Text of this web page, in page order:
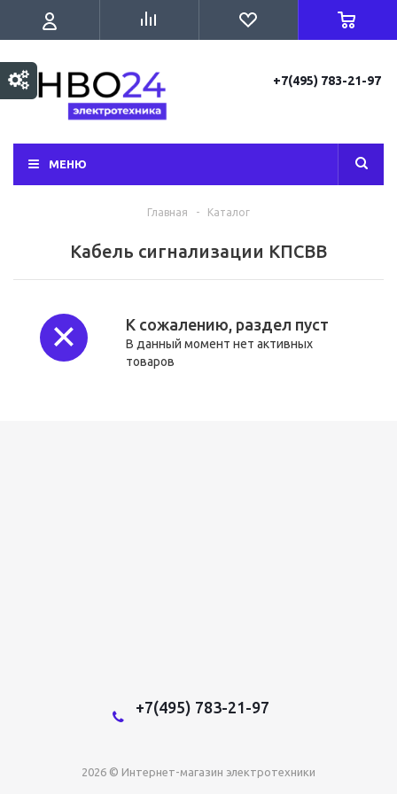
+7(495) 783-21-97
МЕНЮ
Главная - Каталог
Кабель сигнализации КПСВВ
К сожалению, раздел пуст
В данный момент нет активных
товаров
+7(495) 783-21-97
2026 © Интернет-магазин электротехники